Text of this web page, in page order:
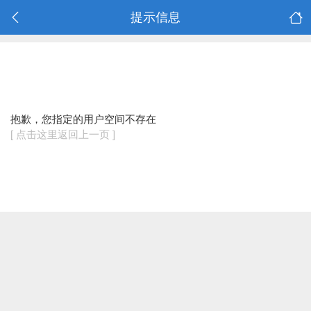
提示信息
抱歉，您指定的用户空间不存在
[ 点击这里返回上一页 ]